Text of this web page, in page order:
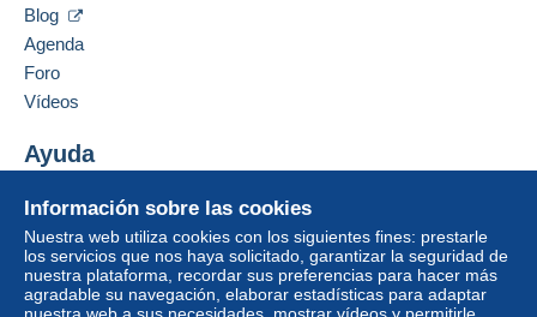
integrado a la página
vendedor al comprador. Una compra no pagada
cláusulas relativas al pago, estas se considerarán
nulas. Las condiciones de pago de la página web
Delcampe, tal y como se definen en las
Las compras deben pagarse en un plazo de14
díasa partir de la recepción de la declaración final
del vendedor.
Información sobre las cookies
Nuestra web utiliza cookies con los siguientes fines: prestarle
los servicios que nos haya solicitado, garantizar la seguridad de
nuestra plataforma, recordar sus preferencias para hacer más
agradable su navegación, elaborar estadísticas para adaptar
Blog
Agenda
Foro
Vídeos
Ayuda
Vender en Delcampe
Una página securizada